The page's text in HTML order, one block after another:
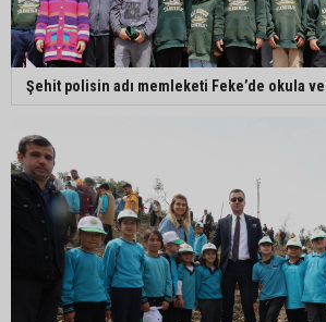
Şehit polisin adı memleketi Feke’de okula